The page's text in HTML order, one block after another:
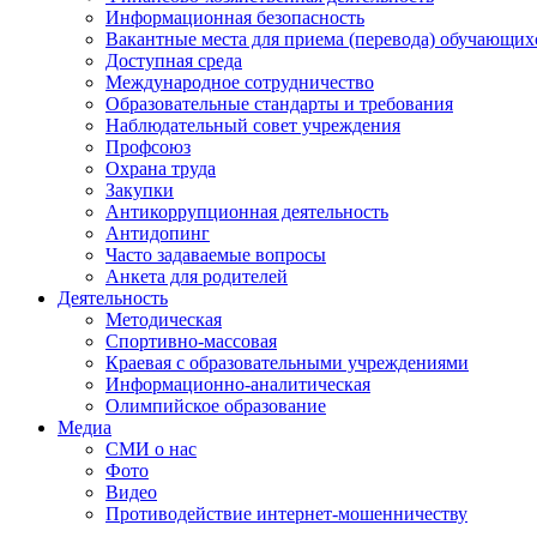
Информационная безопасность
Вакантные места для приема (перевода)
Доступная среда
Международное сотрудничество
Образовательные стандарты и требования
Наблюдательный совет учреждения
Профсоюз
Охрана труда
Закупки
Антикоррупционная деятельность
Антидопинг
Часто задаваемые вопросы
Анкета для родителей
Деятельность
Методическая
Спортивно-массовая
Краевая с образовательными учреждениями
Информационно-аналитическая
Олимпийское образование
Медиа
СМИ о нас
Фото
Видео
Противодействие интернет-мошенничеству